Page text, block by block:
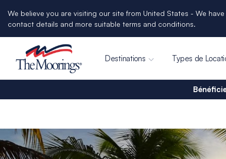
We believe you are visiting our site from United States - We
contact details and more suitable terms and conditions.
Destinations Types de